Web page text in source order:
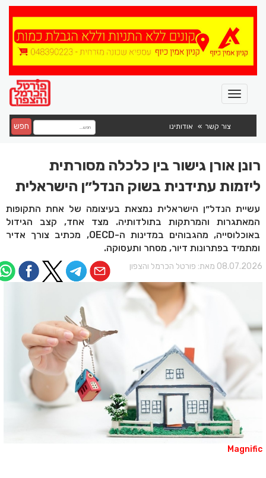
צור קשר אודותינו חפש
רונן אורן גישור בין כלכלה מסורתית
ליזמות עתידנית בשוק הנדל״ן הישראלית
עשיית הנדל״ן הישראלית נמצאת בעיצומה של אחת התקופות
המאתגרות והמרתקות בתולדותיה. מצד אחד, קצב הגידול
באוכלוסייה, מהגבוהים במדינות ה-OECD, מכתיב צורך אדיר
ומתמיד בפתרונות דיור, מסחר ותעסוקה.
מאת: פורטל הכרמל והצפון